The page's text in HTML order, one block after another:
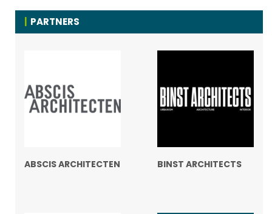
PARTNERS
ABSCIS ARCHITECTEN BINST ARCHITECTS